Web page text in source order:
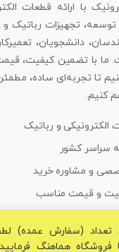
با ارائه قطعات
توسعه، تجهیزات رباتیک و
دانشجویان،
ما با تضمین کیفیت،
تا تجربه‌ای ساده، مطمئن
کنیم.
الکترونیکی و رباتیک
سراسر کشور
و مشاوره خرید
و قیمت مناسب
تعداد (سفارش عمده)
فروشگاه هماهنگ